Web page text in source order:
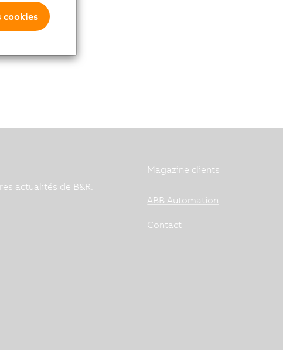
actualités de B&R.
Magazine clients
ABB Automation
Contact
cookies